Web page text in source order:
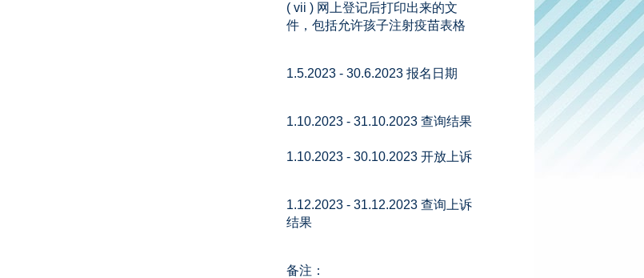
( vii ) 网上登记后打印出来的文
件，包括允许孩子注射疫苗表格
1.5.2023 - 30.6.2023 报名日期
1.10.2023 - 31.10.2023 查询结果
1.10.2023 - 30.10.2023 开放上诉
1.12.2023 - 31.12.2023 查询上诉
结果
备注：